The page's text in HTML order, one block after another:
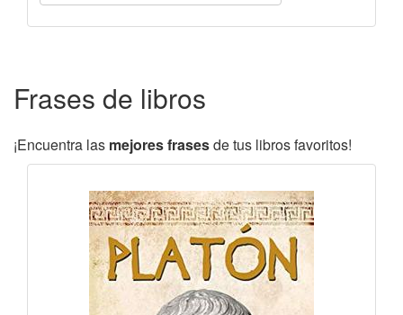
Frases de libros
¡Encuentra las mejores frasesde tus libros favoritos!